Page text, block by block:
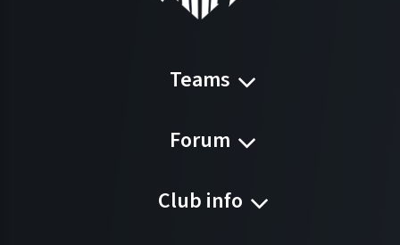
Teams
Forum
Club info